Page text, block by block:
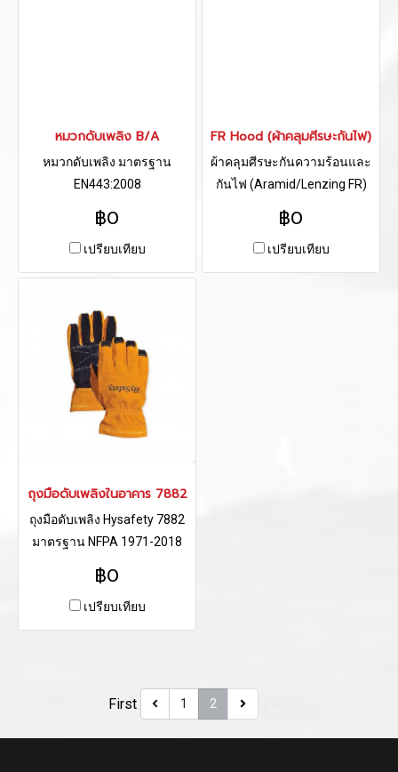
หมวกดับเพลิง B/A
หมวกดับเพลิง มาตรฐาน
EN443:2008
฿0
เปรียบเทียบ
FR Hood (ผ้าคลุมศีรษะกันไฟ)
ผ้าคลุมศีรษะกันความร้อนและ
กันไฟ (Aramid/Lenzing FR)
฿0
เปรียบเทียบ
ถุงมือดับเพลิงในอาคาร 7882
ถุงมือดับเพลิง Hysafety 7882
มาตรฐาน NFPA 1971-2018
฿0
เปรียบเทียบ
First 1 2